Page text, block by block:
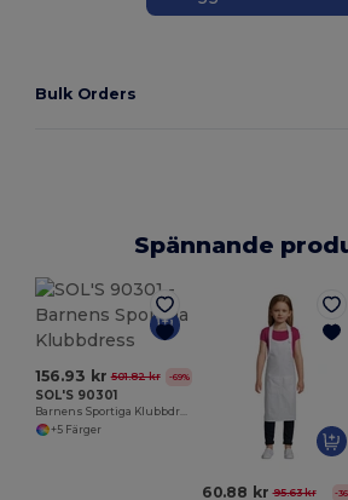
Bulk Orders
Spännande
156.93 kr 501.82 kr -69%
SOL'S 90301
Barnens Sportiga Klubbdress
+5 Färger
60.88 kr 95.63 kr -